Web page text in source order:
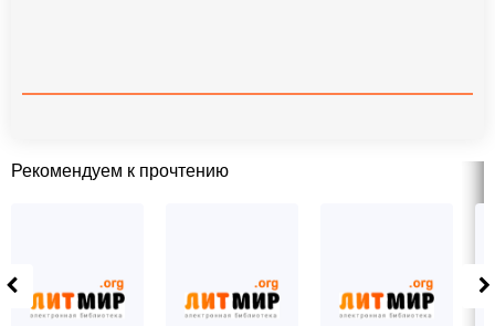
Рекомендуем к прочтению